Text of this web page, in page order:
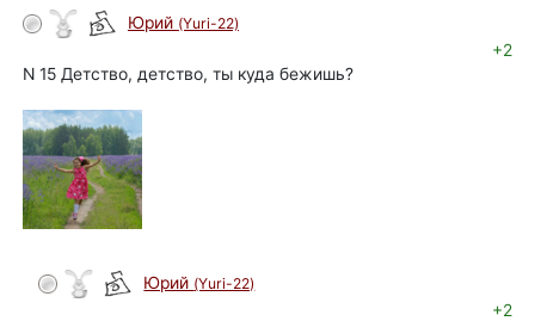
Юрий (Yuri-22)
+2
N 15 Детство, детство, ты куда бежишь?
Юрий (Yuri-22)
+2